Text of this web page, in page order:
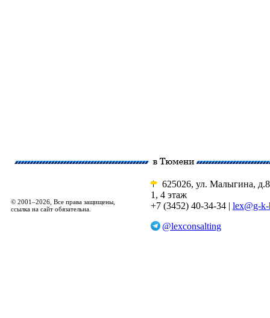
© 2001–2026, Все права защищены,
ссылка на сайт обязательна.
625026, ул. Малыгина,
1, 4 этаж
+7 (3452) 40-34-34 | lex@g-
@lexconsalting